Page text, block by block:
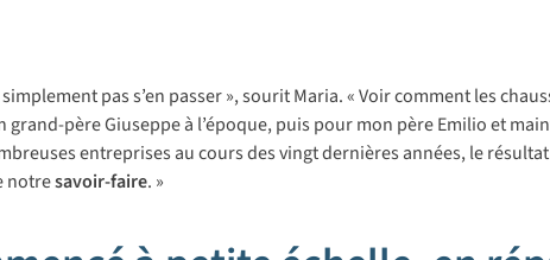
pas s’en passer », sourit Maria. « Voir comment les
grand-père Giuseppe à l’époque, puis pour mon père Emilio et
entreprises au cours des vingt dernières années, le
notresavoir-faire. »